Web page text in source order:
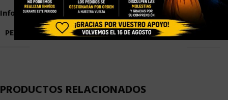
Información adicional
PESO
0,9 kg
PRODUCTOS RELACIONADOS